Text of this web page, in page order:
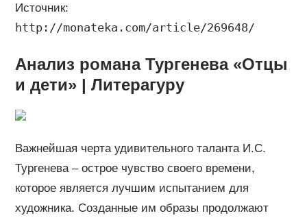
Источник:
http://monateka.com/article/269648/
Анализ романа Тургенева «Отцы
и дети» | Литерагуру
Важнейшая черта удивительного таланта И.С.
Тургенева – острое чувство своего времени,
которое является лучшим испытанием для
художника. Созданные им образы продолжают